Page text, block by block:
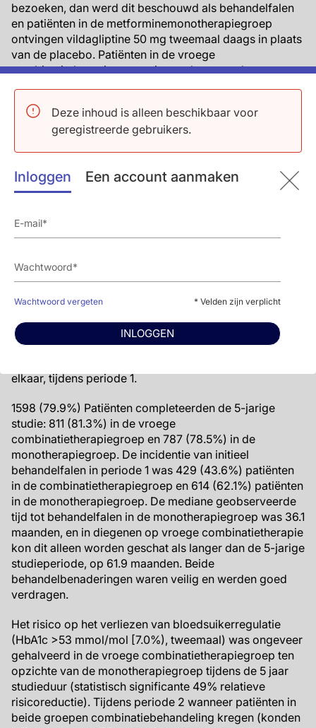
Deze inhoud is alleen beschikbaar voor
geregistreerde gebruikers.
Inloggen Een account aanmaken
Wachtwoord vergeten * Velden zijn verplicht
INLOGGEN
bezoeken, dan werd dit beschouwd als behandelfalen
en patiënten in de metforminemonotherapiegroep
ontvingen vildagliptine 50 mg tweemaal daags in plaats
van de placebo. Patiënten in de vroege
combinatietherapiegroep gingen door met de
combinatie.
De tweede periode was dus een fase van twee armen
waarin toewijzing aan vroege combinatietherapie werd
vergeleken met een latere metformine met - indien
behandeling vervolgens faalde en insuline nodig was,
werd dit gezien als een eindpunt voor tweede falen bij
regulatie. Dan werd overgegaan op insulinetherapie.
Patiënten die niet faalden in periode 1, maar goede
7%) gingen door met de hen toegewezen
studiemedicatie voor maximaal vijf jaar.
randomisatie naar initieel behandelfalen, gedefinieerd
als HbA1c-meting van >53 mmol/mol (7.05%) bij twee
elkaar, tijdens periode 1.
1598 (79.9%) Patiënten completeerden de 5-jarige
studie: 811 (81.3%) in de vroege
combinatietherapiegroep en 787 (78.5%) in de
monotherapiegroep. De incidentie van initieel
behandelfalen in periode 1 was 429 (43.6%) patiënten
in de combinatietherapiegroep en 614 (62.1%) patiënten
in de monotherapiegroep. De mediane geobserveerde
tijd tot behandelfalen in de monotherapiegroep was 36.1
maanden, en in diegenen op vroege combinatietherapie
kon dit alleen worden geschat als langer dan de 5-jarige
studieperiode, op 61.9 maanden. Beide
behandelbenaderingen waren veilig en werden goed
verdragen.
Het risico op het verliezen van bloedsuikerregulatie
(HbA1c >53 mmol/mol [7.0%), tweemaal) was ongeveer
gehalveerd in de vroege combinatietherapiegroep ten
opzichte van de monotherapiegroep tijdens de 5 jaar
studieduur (statistisch significante 49% relatieve
risicoreductie). Tijdens periode 2 wanneer patiënten in
beide groepen combinatiebehandeling kregen (konden